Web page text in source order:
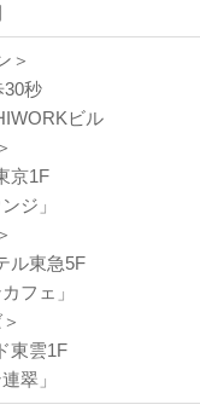
＞
秒
ビル
京1F
ジ」
ル東急5F
フェ」
東雲1F
翠」